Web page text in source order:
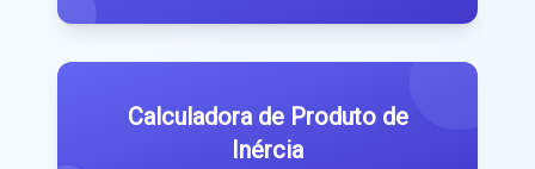
Calculadora de Produto de
Inércia